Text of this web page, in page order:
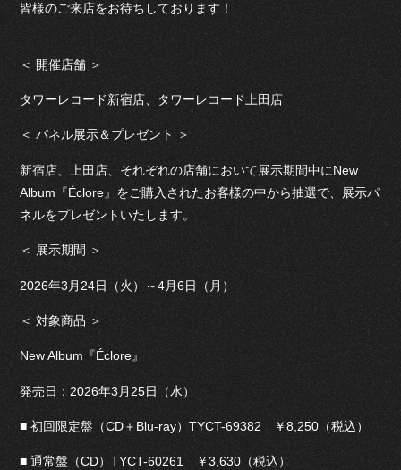
皆様のご来店をお待ちしております！
＜ 開催店舗 ＞
タワーレコード新宿店、タワーレコード上田店
＜ パネル展示＆プレゼント ＞
新宿店、上田店、それぞれの店舗において展示期間中にNew
Album『Éclore』をご購入されたお客様の中から抽選で、展示パ
ネルをプレゼントいたします。
＜ 展示期間 ＞
2026年3月24日（火）～4月6日（月）
＜ 対象商品 ＞
New Album『Éclore』
発売日：2026年3月25日（水）
■ 初回限定盤（CD＋Blu-ray）TYCT-69382 ￥8,250（税込）
■ 通常盤（CD）TYCT-60261 ￥3,630（税込）